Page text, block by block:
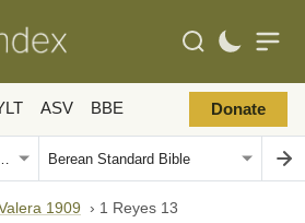
ASV BBE Donate
1909 › 1 Reyes 13